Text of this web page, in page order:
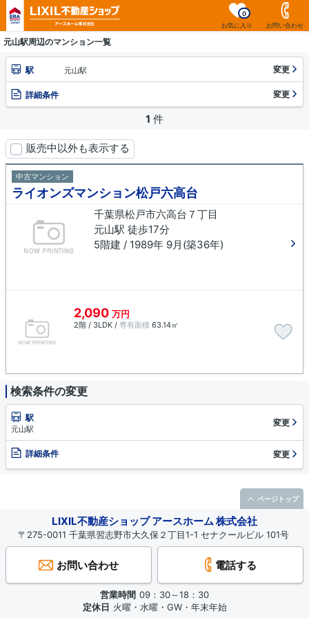
お気に入り
0
お問い合わせ
元山駅周辺のマンション一覧
駅 元山駅 変更
詳細条件 変更
1 件
販売中以外も表示する
中古マンション
ライオンズマンション松戸六高台
千葉県松戸市六高台７丁目
元山駅 徒歩17分
5階建 / 1989年 9月(築36年)
2,090 万円
2階 / 3LDK / 専有面積 63.14㎡
検索条件の変更
駅
元山駅
変更
詳細条件 変更
LIXIL不動産ショップ アースホーム 株式会社
〒275-0011 千葉県習志野市大久保２丁目1-1 セナクールビル 101号
お問い合わせ 電話する
営業時間 09：30～18：30
定休日 火曜・水曜・GW・年末年始
ページトップ